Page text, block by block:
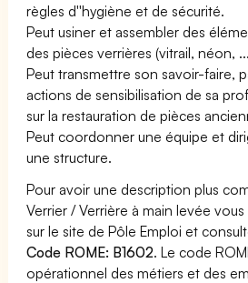
règles d''hygiène et de sécurité.
Peut usiner et assembler des
des pièces verrières (vitrail, néon,
Peut transmettre son savoir-faire,
actions de sensibilisation de sa
sur la restauration de pièces
Peut coordonner une équipe et
une structure.
Pour avoir une description plus
Verrier / Verrière à main levée
sur le site de Pôle Emploi et
Code ROME: B1602. Le code
opérationnel des métiers et des